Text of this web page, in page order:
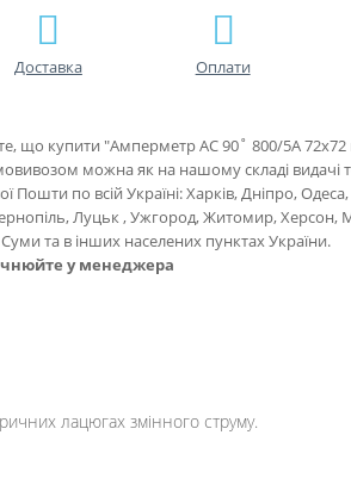
Доставка Оплати
що купити "Амперметр AC 90˚ 800/5A 72x72
можна як на нашому складі видачі
Пошти по всій Україні: Харків, Дніпро,
Луцьк , Ужгород, Житомир, Херсон,
та в інших населених пунктах України.
у менеджера
лацюгах змінного струму.